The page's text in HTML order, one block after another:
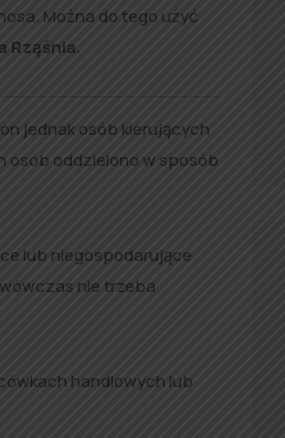
Można do tego użyć
Rząśnia.
jednak osób kierujących
osób oddzielono w sposób
lub niegospodarujące
nie trzeba
handlowych lub